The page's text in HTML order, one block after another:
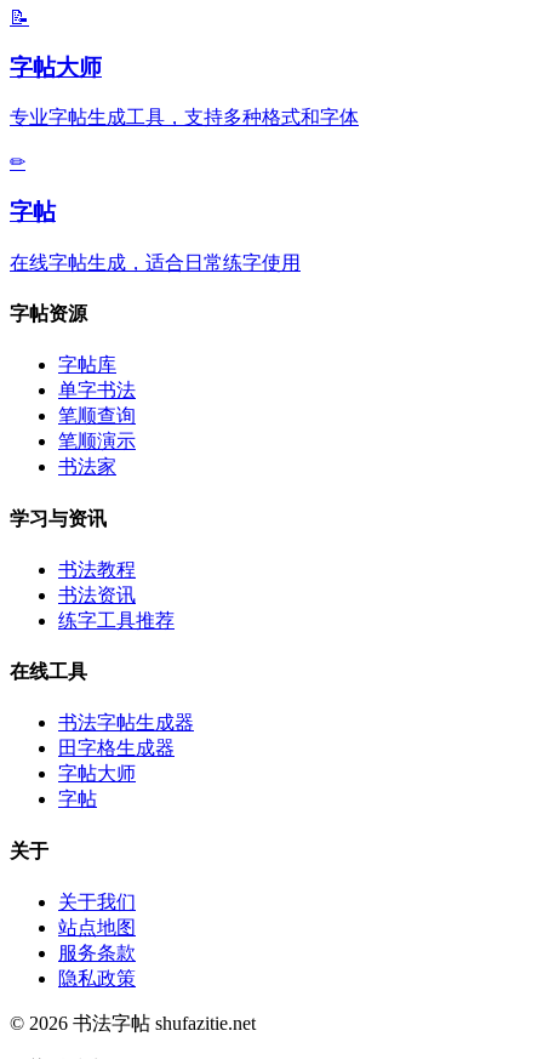
📝
字帖大师
专业字帖生成工具，支持多种格式和字体
✏
字帖
在线字帖生成，适合日常练字使用
字帖资源
字帖库
单字书法
笔顺查询
笔顺演示
书法家
学习与资讯
书法教程
书法资讯
练字工具推荐
在线工具
书法字帖生成器
田字格生成器
字帖大师
字帖
关于
关于我们
站点地图
服务条款
隐私政策
© 2026 书法字帖 shufazitie.net